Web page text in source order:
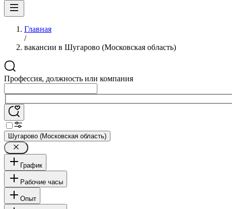
Главная
/
вакансии в Шугарово (Московская область)
Профессия, должность или компания
Шугарово (Московская область)
График
Рабочие часы
Опыт